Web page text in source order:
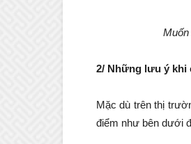
Muốn
2/ Những lưu ý khi
Mặc dù trên thị
điểm như bên dưới